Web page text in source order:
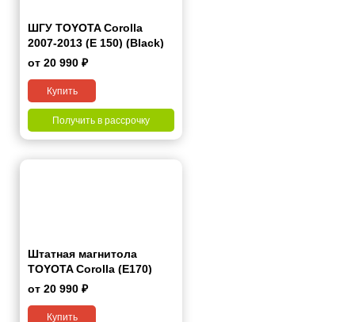
ШГУ TOYOTA Corolla
2007-2013 (E 150) (Black)
от 20 990 ₽
Купить
Получить в рассрочку
Штатная магнитола
TOYOTA Corolla (E170)
2017+ 10" (Левый руль)
от 20 990 ₽
Купить